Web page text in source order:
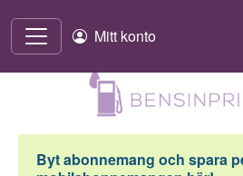
Mitt konto
Byt abonnemang och spara